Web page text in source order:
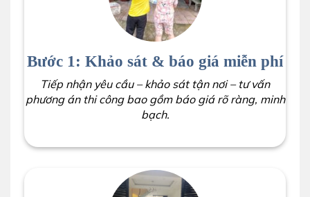
Bước 1: Khảo sát & báo giá miễn phí
Tiếp nhận yêu cầu – khảo sát tận nơi – tư vấn
phương án thi công bao gồm báo giá rõ ràng, minh
bạch.